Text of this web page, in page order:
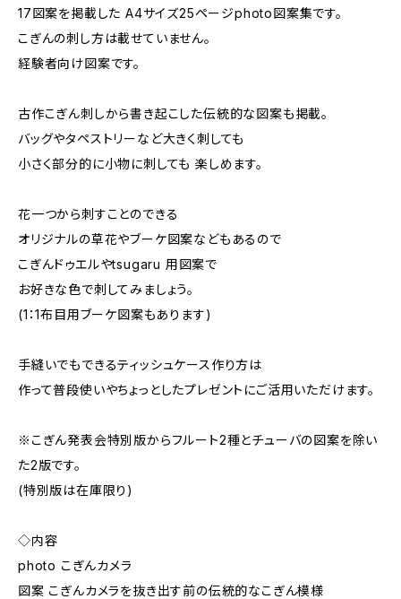
17図案を掲載した A4サイズ25ページphoto図案集です。
こぎんの刺し方は載せていません。
経験者向け図案です。
古作こぎん刺しから書き起こした伝統的な図案も掲載。
バッグやタペストリーなど大きく刺しても
小さく部分的に小物に刺しても 楽しめます。
花一つから刺すことのできる
オリジナルの草花やブーケ図案などもあるので
こぎんドゥエルやtsugaru 用図案で
お好きな色で刺してみましょう。
(1：1布目用ブーケ図案もあります)
手縫いでもできるティッシュケース作り方は
作って普段使いやちょっとしたプレゼントにご活用いただけます。
※こぎん発表会特別版からフルート2種とチューバの図案を除い
た2版です。
(特別版は在庫限り)
◇内容
photo こぎんカメラ
図案 こぎんカメラを抜き出す前の伝統的なこぎん模様